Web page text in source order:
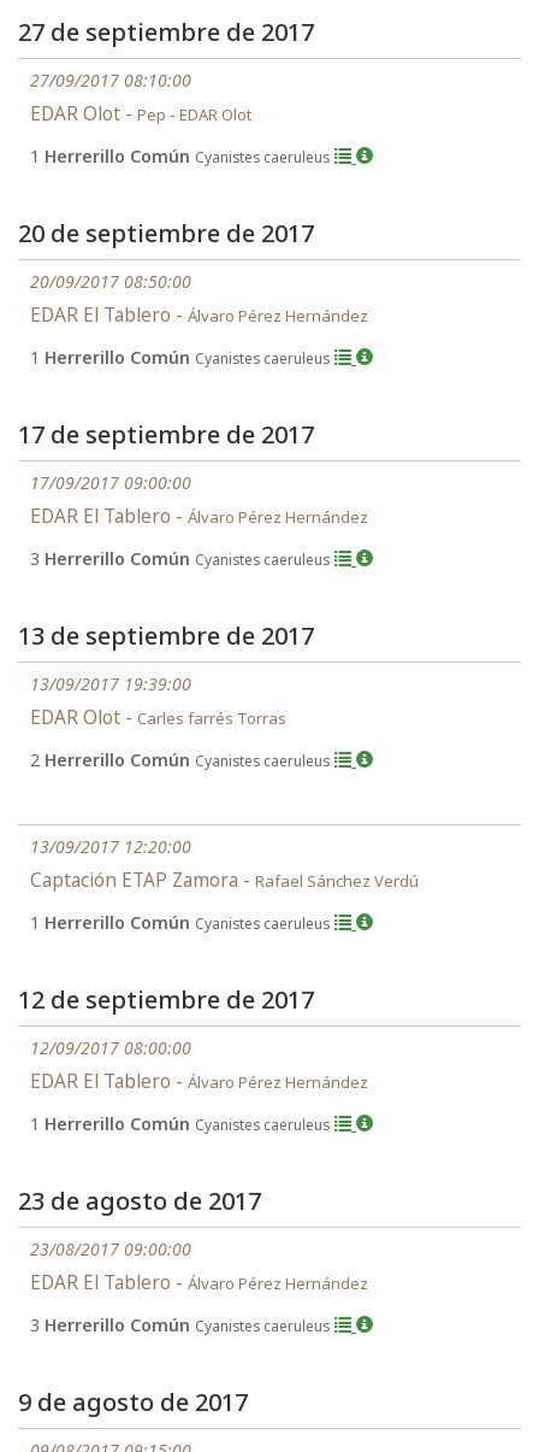
27 de septiembre de 2017
27/09/2017 08:10:00
EDAR Olot - Pep - EDAR Olot
1 Herrerillo Común Cyanistes caeruleus
20 de septiembre de 2017
20/09/2017 08:50:00
EDAR El Tablero - Álvaro Pérez Hernández
1 Herrerillo Común Cyanistes caeruleus
17 de septiembre de 2017
17/09/2017 09:00:00
EDAR El Tablero - Álvaro Pérez Hernández
3 Herrerillo Común Cyanistes caeruleus
13 de septiembre de 2017
13/09/2017 19:39:00
EDAR Olot - Carles farrés Torras
2 Herrerillo Común Cyanistes caeruleus
13/09/2017 12:20:00
Captación ETAP Zamora - Rafael Sánchez Verdú
1 Herrerillo Común Cyanistes caeruleus
12 de septiembre de 2017
12/09/2017 08:00:00
EDAR El Tablero - Álvaro Pérez Hernández
1 Herrerillo Común Cyanistes caeruleus
23 de agosto de 2017
23/08/2017 09:00:00
EDAR El Tablero - Álvaro Pérez Hernández
3 Herrerillo Común Cyanistes caeruleus
9 de agosto de 2017